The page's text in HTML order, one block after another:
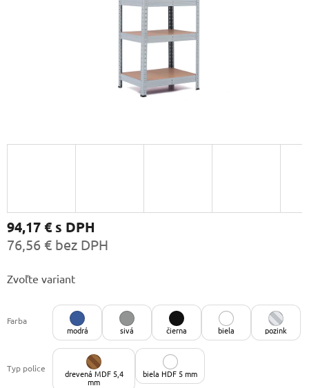
94,17 €s DPH
76,56 € bez DPH
cena:
Zvoľte variant
Farba
modrá
sivá čierna biela pozink
Typ police drevená MDF 5,4
mm
biela HDF 5 mm